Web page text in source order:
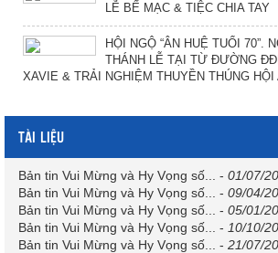
LỄ BẾ MẠC & TIỆC CHIA TAY
HỘI NGỘ “ÂN HUỆ TUỔI 70”.
THÁNH LỄ TẠI TỪ ĐƯỜNG
XAVIE & TRẢI NGHIỆM THUYỀN THÚNG HỘI
TÀI LIỆU
Bản tin Vui Mừng và Hy Vọng số... - 01/07/
Bản tin Vui Mừng và Hy Vọng số...
- 09/04/
Bản tin Vui Mừng và Hy Vọng số...
- 05/01/
Bản tin Vui Mừng và Hy Vọng số...
- 10/10/
Bản tin Vui Mừng và Hy Vọng số...
- 21/07/